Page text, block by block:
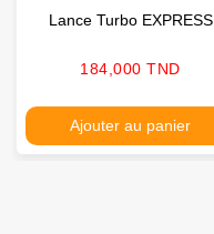
Lance Turbo EXPRESS
Prix
184,000 TND
Ajouter au panier